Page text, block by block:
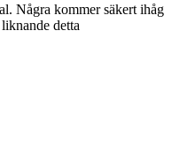
Några kommer säkert ihåg
detta